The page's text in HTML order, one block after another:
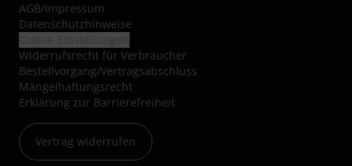
AGB/Impressum
Datenschutzhinweise
Widerrufsrecht für Verbraucher
Bestellvorgang/Vertragsabschluss
Mängelhaftungsrecht
Erklärung zur Barrierefreiheit
Vertrag widerrufen